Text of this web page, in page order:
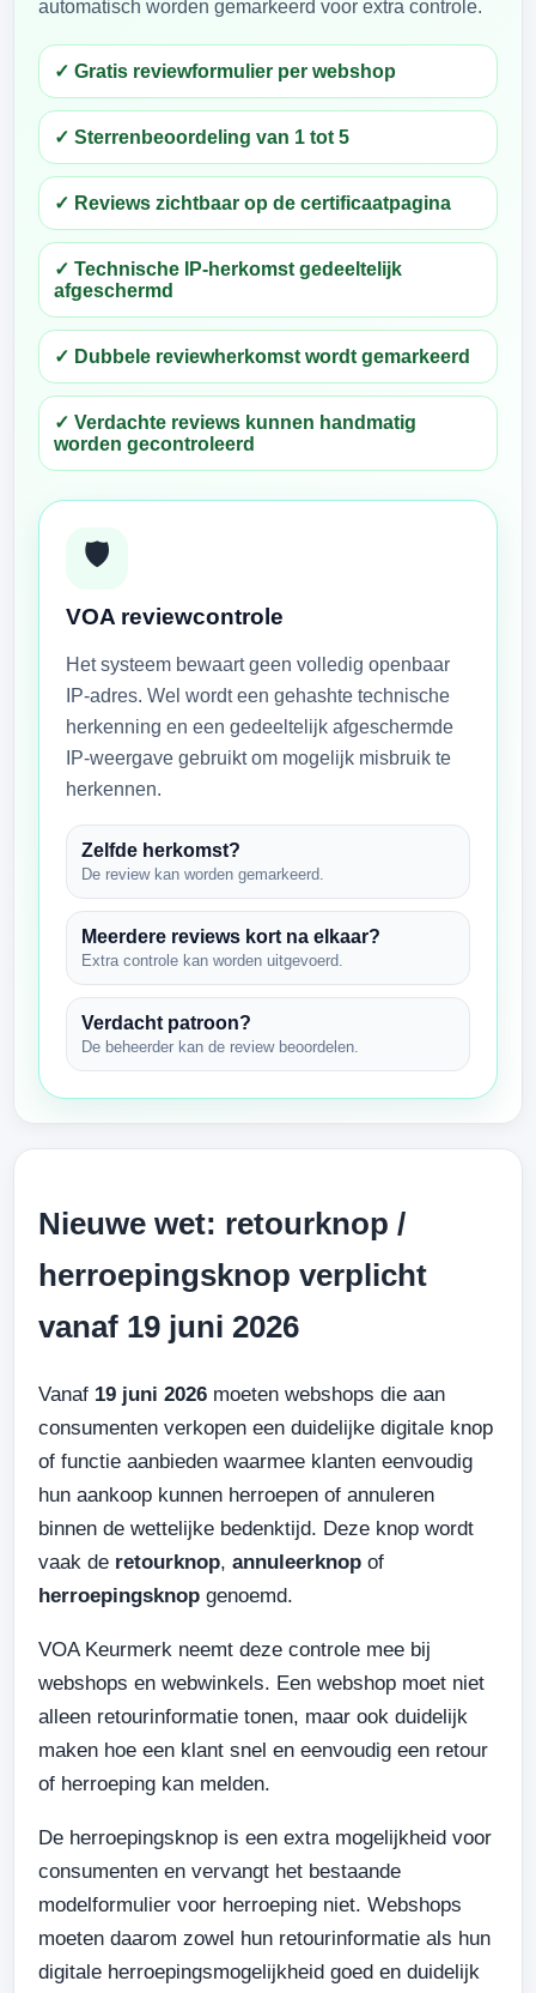
automatisch worden gemarkeerd voor extra controle.
✓ Gratis reviewformulier per webshop
✓ Sterrenbeoordeling van 1 tot 5
✓ Reviews zichtbaar op de certificaatpagina
✓ Technische IP-herkomst gedeeltelijk
afgeschermd
✓ Dubbele reviewherkomst wordt gemarkeerd
✓ Verdachte reviews kunnen handmatig
worden gecontroleerd
🛡
VOA reviewcontrole
Het systeem bewaart geen volledig openbaar
IP-adres. Wel wordt een gehashte technische
herkenning en een gedeeltelijk afgeschermde
IP-weergave gebruikt om mogelijk misbruik te
herkennen.
Zelfde herkomst?
De review kan worden gemarkeerd.
Meerdere reviews kort na elkaar?
Extra controle kan worden uitgevoerd.
Verdacht patroon?
De beheerder kan de review beoordelen.
Nieuwe wet: retourknop /
herroepingsknop verplicht
vanaf 19 juni 2026
Vanaf 19 juni 2026 moeten webshops die aan
consumenten verkopen een duidelijke digitale knop
of functie aanbieden waarmee klanten eenvoudig
hun aankoop kunnen herroepen of annuleren
binnen de wettelijke bedenktijd. Deze knop wordt
vaak de retourknop, annuleerknop of
herroepingsknop genoemd.
VOA Keurmerk neemt deze controle mee bij
webshops en webwinkels. Een webshop moet niet
alleen retourinformatie tonen, maar ook duidelijk
maken hoe een klant snel en eenvoudig een retour
of herroeping kan melden.
De herroepingsknop is een extra mogelijkheid voor
consumenten en vervangt het bestaande
modelformulier voor herroeping niet. Webshops
moeten daarom zowel hun retourinformatie als hun
digitale herroepingsmogelijkheid goed en duidelijk